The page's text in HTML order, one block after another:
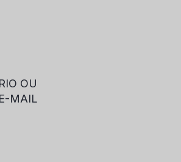
OU
MAIL